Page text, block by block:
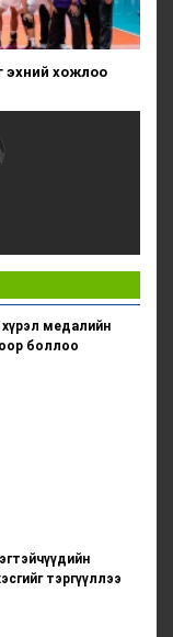
эхний хожлоо
медалийн
боллоо
тэргүүллээ